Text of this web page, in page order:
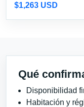
$1,263 USD
Qué
Disponibilidad
Habitación y